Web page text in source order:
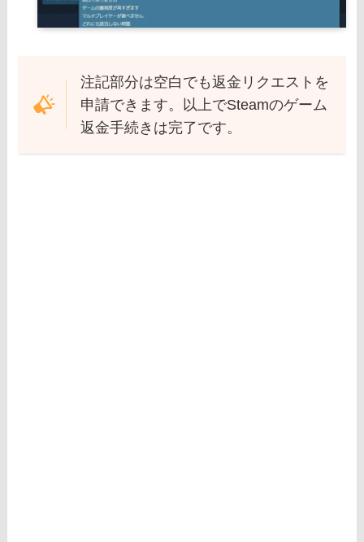
注記部分は空白でも返金リクエストを
申請できます。以上でSteamのゲーム
返金手続きは完了です。